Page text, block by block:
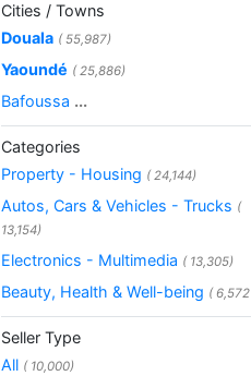
Cities / Towns
Douala ( 55,987)
Yaoundé ( 25,886)
Bafoussa ...
Categories
Property - Housing ( 24,144)
Autos, Cars & Vehicles - Trucks (
13,154)
Electronics - Multimedia ( 13,305)
Beauty, Health & Well-being ( 6,572
Seller Type
All ( 10,000)